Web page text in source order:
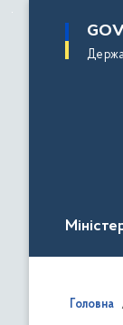
основного
Головна